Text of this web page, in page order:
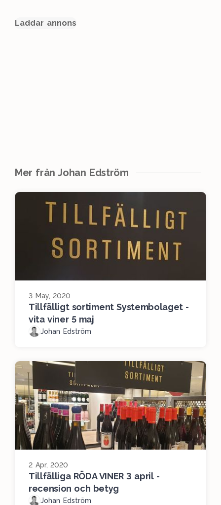
Laddar annons
Mer från Johan Edström
3 May, 2020
Tillfälligt sortiment Systembolaget -
vita viner 5 maj
Johan Edström
2 Apr, 2020
Tillfälliga RÖDA VINER 3 april -
recension och betyg
Johan Edström